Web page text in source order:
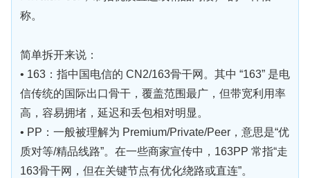
称。
简单拆开来说：
• 163：指中国电信的 CN2/163骨干网。其中 “163” 是电
信传统的国际出口骨干，覆盖范围最广，但带宽利用率
高，容易拥堵，延迟和丢包相对明显。
• PP：一般被理解为 Premium/Private/Peer，意思是“优
质对等/精品线路”。在一些商家宣传中，163PP 常指“走
163骨干网，但在关键节点有优化绕路或直连”。